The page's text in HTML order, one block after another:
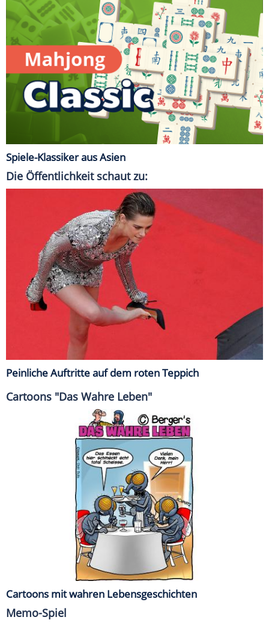
Spiele-Klassiker aus Asien
Die Öffentlichkeit schaut zu:
Peinliche Auftritte auf dem roten Teppich
Cartoons "Das Wahre Leben"
Cartoons mit wahren Lebensgeschichten
Memo-Spiel